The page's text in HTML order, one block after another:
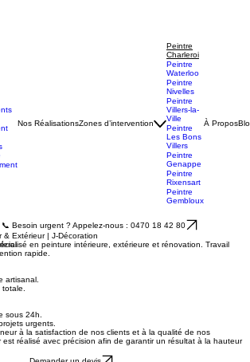
Peintre
Charleroi
Peintre
Waterloo
Peintre
Nivelles
Peintre
Villers-la-
Ville
Peintre
Les Bons
Villers
Peintre
Genappe
Peintre
Rixensart
📞 Besoin urgent ? Appelez-nous : 0470 18 42 80
Extérieur | J-Décoration
en peinture intérieure, extérieure et rénovation. Travail
rapide.
artisanal.
sous 24h.
urgents.
à la satisfaction de nos clients et à la qualité de nos
est réalisé avec précision afin de garantir un résultat à la hauteur